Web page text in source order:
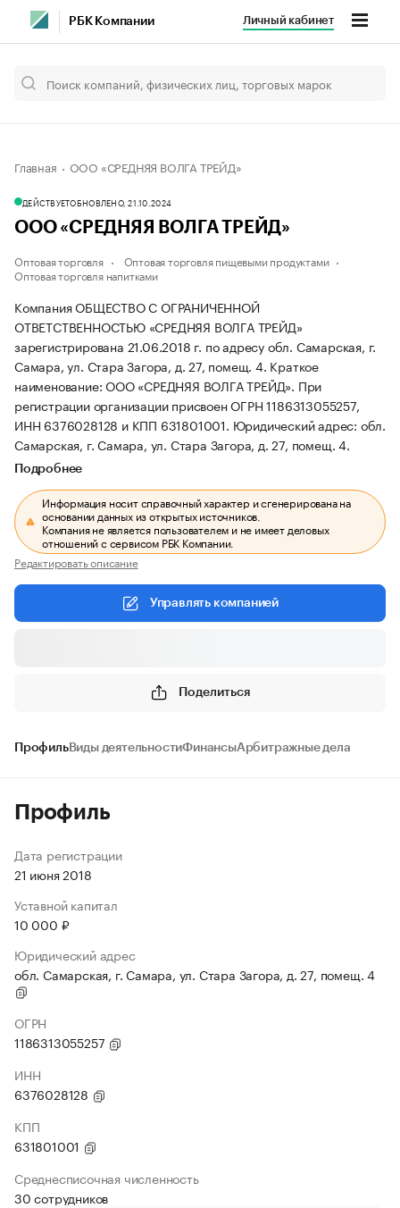
РБК Компании Личный кабинет
Главная ООО «СРЕДНЯЯ ВОЛГА ТРЕЙД»
ДЕЙСТВУЕТОБНОВЛЕНО, 21.10.2024
ООО «СРЕДНЯЯ ВОЛГА ТРЕЙД»
Оптовая торговля
Оптовая торговля пищевыми продуктами
Оптовая торговля напитками
Компания ОБЩЕСТВО С ОГРАНИЧЕННОЙ
ОТВЕТСТВЕННОСТЬЮ «СРЕДНЯЯ ВОЛГА ТРЕЙД»
зарегистрирована 21.06.2018 г. по адресу обл. Самарская, г.
Самара, ул. Стара Загора, д. 27, помещ. 4. Краткое
наименование: ООО «СРЕДНЯЯ ВОЛГА ТРЕЙД». При
регистрации организации присвоен ОГРН 1186313055257,
ИНН 6376028128 и КПП 631801001. Юридический адрес: обл.
Самарская, г. Самара, ул. Стара Загора, д. 27, помещ. 4.
Подробнее
Информация носит справочный характер и сгенерирована на
основании данных из открытых источников.
Компания не является пользователем и не имеет деловых
отношений с сервисом РБК Компании.
Редактировать описание
Управлять компанией
Поделиться
ПрофильВиды деятельностиФинансыАрбитражные дела
Профиль
Дата регистрации
21 июня 2018
Уставной капитал
10 000 ₽
Юридический адрес
обл. Самарская, г. Самара, ул. Стара Загора, д. 27, помещ. 4
ОГРН
1186313055257
ИНН
6376028128
КПП
631801001
Среднесписочная численность
30 сотрудников